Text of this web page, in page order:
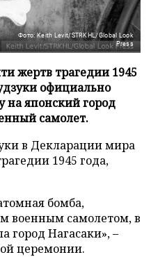
Фото: Keith Levit/STRKHL/Global Look
Press
жертв трагедии 1945
официально
на японский город
самолет.
в Декларации мира
1945 года,
бомба,
военным самолетом, в
город Нагасаки», –
церемонии.